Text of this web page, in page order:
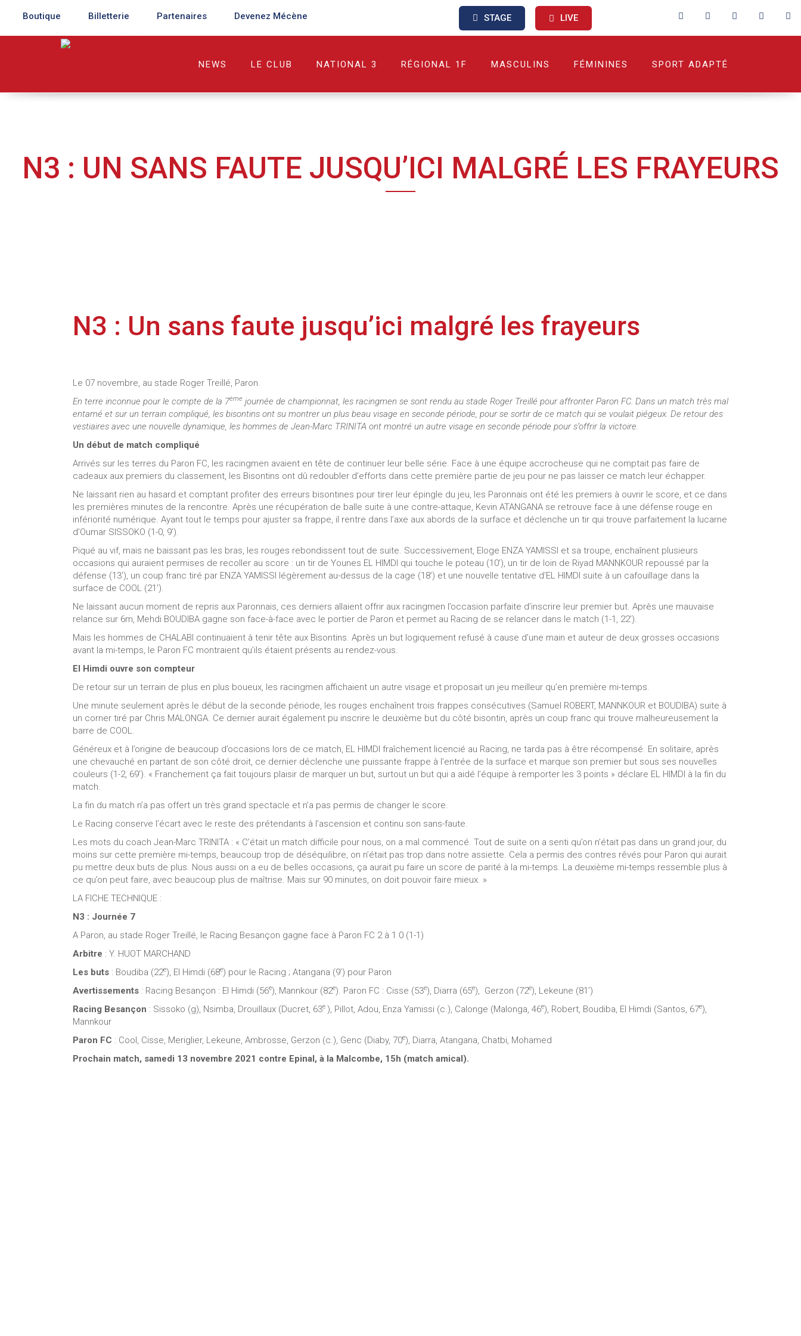
Boutique Billetterie Partenaires Devenez Mécène STAGE LIVE
NEWS LE CLUB NATIONAL 3 RÉGIONAL 1F MASCULINS FÉMININES SPORT ADAPTÉ
N3 : UN SANS FAUTE JUSQU’ICI MALGRÉ LES FRAYEURS
N3 : Un sans faute jusqu’ici malgré les frayeurs
Le 07 novembre, au stade Roger Treillé, Paron.
En terre inconnue pour le compte de la 7ème journée de championnat, les racingmen se sont rendu au stade Roger Treillé pour affronter Paron FC. Dans un match très mal
entamé et sur un terrain compliqué, les bisontins ont su montrer un plus beau visage en seconde période, pour se sortir de ce match qui se voulait piégeux. De retour des
vestiaires avec une nouvelle dynamique, les hommes de Jean-Marc TRINITA ont montré un autre visage en seconde période pour s’offrir la victoire.
Un début de match compliqué
Arrivés sur les terres du Paron FC, les racingmen avaient en tête de continuer leur belle série. Face à une équipe accrocheuse qui ne comptait pas faire de
cadeaux aux premiers du classement, les Bisontins ont dû redoubler d’efforts dans cette première partie de jeu pour ne pas laisser ce match leur échapper.
Ne laissant rien au hasard et comptant profiter des erreurs bisontines pour tirer leur épingle du jeu, les Paronnais ont été les premiers à ouvrir le score, et ce dans
les premières minutes de la rencontre. Après une récupération de balle suite à une contre-attaque, Kevin ATANGANA se retrouve face à une défense rouge en
infériorité numérique. Ayant tout le temps pour ajuster sa frappe, il rentre dans l’axe aux abords de la surface et déclenche un tir qui trouve parfaitement la lucarne
d’Oumar SISSOKO (1-0, 9’).
Piqué au vif, mais ne baissant pas les bras, les rouges rebondissent tout de suite. Successivement, Eloge ENZA YAMISSI et sa troupe, enchaînent plusieurs
occasions qui auraient permises de recoller au score : un tir de Younes EL HIMDI qui touche le poteau (10’), un tir de loin de Riyad MANNKOUR repoussé par la
défense (13’), un coup franc tiré par ENZA YAMISSI légèrement au-dessus de la cage (18’) et une nouvelle tentative d’EL HIMDI suite à un cafouillage dans la
surface de COOL (21’).
Ne laissant aucun moment de repris aux Paronnais, ces derniers allaient offrir aux racingmen l’occasion parfaite d’inscrire leur premier but. Après une mauvaise
relance sur 6m, Mehdi BOUDIBA gagne son face-à-face avec le portier de Paron et permet au Racing de se relancer dans le match (1-1, 22’).
Mais les hommes de CHALABI continuaient à tenir tête aux Bisontins. Après un but logiquement refusé à cause d’une main et auteur de deux grosses occasions
avant la mi-temps, le Paron FC montraient qu’ils étaient présents au rendez-vous.
El Himdi ouvre son compteur
De retour sur un terrain de plus en plus boueux, les racingmen affichaient un autre visage et proposait un jeu meilleur qu’en première mi-temps.
Une minute seulement après le début de la seconde période, les rouges enchaînent trois frappes consécutives (Samuel ROBERT, MANNKOUR et BOUDIBA) suite à
un corner tiré par Chris MALONGA. Ce dernier aurait également pu inscrire le deuxième but du côté bisontin, après un coup franc qui trouve malheureusement la
barre de COOL.
Généreux et à l’origine de beaucoup d’occasions lors de ce match, EL HIMDI fraîchement licencié au Racing, ne tarda pas à être récompensé. En solitaire, après
une chevauché en partant de son côté droit, ce dernier déclenche une puissante frappe à l’entrée de la surface et marque son premier but sous ses nouvelles
couleurs (1-2, 69’). « Franchement ça fait toujours plaisir de marquer un but, surtout un but qui a aidé l’équipe à remporter les 3 points » déclare EL HIMDI à la fin du
match.
La fin du match n’a pas offert un très grand spectacle et n’a pas permis de changer le score.
Le Racing conserve l’écart avec le reste des prétendants à l’ascension et continu son sans-faute.
Les mots du coach Jean-Marc TRINITA : « C’était un match difficile pour nous, on a mal commencé. Tout de suite on a senti qu’on n’était pas dans un grand jour, du
moins sur cette première mi-temps, beaucoup trop de déséquilibre, on n’était pas trop dans notre assiette. Cela a permis des contres rêvés pour Paron qui aurait
pu mettre deux buts de plus. Nous aussi on a eu de belles occasions, ça aurait pu faire un score de parité à la mi-temps. La deuxième mi-temps ressemble plus à
ce qu’on peut faire, avec beaucoup plus de maîtrise. Mais sur 90 minutes, on doit pouvoir faire mieux. »
LA FICHE TECHNIQUE :
N3 : Journée 7
A Paron, au stade Roger Treillé, le Racing Besançon gagne face à Paron FC 2 à 1 0 (1-1)
Arbitre : Y. HUOT MARCHAND
Les buts : Boudiba (22e), El Himdi (68e) pour le Racing ; Atangana (9’) pour Paron
Avertissements : Racing Besançon : El Himdi (56e), Mannkour (82e). Paron FC : Cisse (53e), Diarra (65e), Gerzon (72e), Lekeune (81’)
Racing Besançon : Sissoko (g), Nsimba, Drouillaux (Ducret, 63e ), Pillot, Adou, Enza Yamissi (c.), Calonge (Malonga, 46e), Robert, Boudiba, El Himdi (Santos, 67e),
Mannkour
Paron FC : Cool, Cisse, Meriglier, Lekeune, Ambrosse, Gerzon (c.), Genc (Diaby, 70e), Diarra, Atangana, Chatbi, Mohamed
Prochain match, samedi 13 novembre 2021 contre Epinal, à la Malcombe, 15h (match amical).